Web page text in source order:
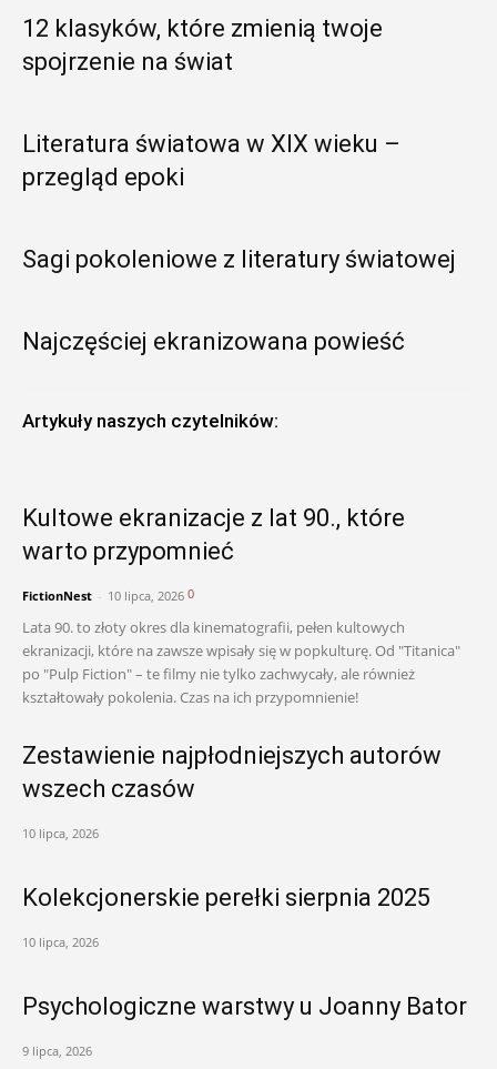
12 klasyków, które zmienią twoje
spojrzenie na świat
Literatura światowa w XIX wieku –
przegląd epoki
Sagi pokoleniowe z literatury światowej
Najczęściej ekranizowana powieść
Artykuły naszych czytelników:
Kultowe ekranizacje z lat 90., które
warto przypomnieć
FictionNest - 10 lipca, 2026 0
Lata 90. to złoty okres dla kinematografii, pełen kultowych
ekranizacji, które na zawsze wpisały się w popkulturę. Od "Titanica"
po "Pulp Fiction" – te filmy nie tylko zachwycały, ale również
kształtowały pokolenia. Czas na ich przypomnienie!
Zestawienie najpłodniejszych autorów
wszech czasów
10 lipca, 2026
Kolekcjonerskie perełki sierpnia 2025
10 lipca, 2026
Psychologiczne warstwy u Joanny Bator
9 lipca, 2026